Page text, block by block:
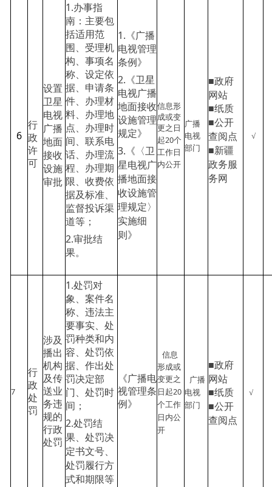
6
行
政
许
可
设置
卫星
电视
广播
地面
接收
设施
审批
1.办事指
南：主要包
括适用范
围、受理机
构、事项名
称、设定依
据、申请条
件、办理材
料、办理地
点、办理时
间、联系电
话、办理流
程、办理期
限、收费依
据及标准、
监督投诉渠
道等；
2.审批结
果。
1.《广播
电视管理
条例》
2.《卫星
电视广播
地面接收
设施管理
规定》
3.《〈卫
星电视广
播地面接
收设施管
理规定〉
实施细
则》
信息形
成或变
更之日
起20个
工作日
内公开
广播
电视
部门
■政府
网站
■纸质
■公开
查阅点
■新疆
政务服
务网
√
7
行
政
处
罚
涉及
播出
机构
及传
送业
务违
规的
行政
处罚
1.处罚对
象、案件名
称、违法主
要事实、处
罚种类和内
容、处罚依
据、作出处
罚决定部
门、处罚时
间；
2.处罚结
果、处罚决
定书文号、
处罚履行方
式和期限等
《广播电
视管理条
例》
信息
形成或
变更之
日起20
个工作
日内公
开
广播
电视
部门
■政府
网站
■纸质
■公开
查阅点
√